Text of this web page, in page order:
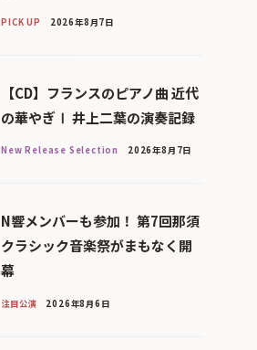
PICK UP 2026年8月7日
【CD】フランスのピアノ曲 近代
の華やぎⅠ 井上二葉の演奏記録
New Release Selection 2026年8月7日
N響メンバーも参加！ 第7回那須
クラシック音楽祭がまもなく開
幕
注目公演 2026年8月6日